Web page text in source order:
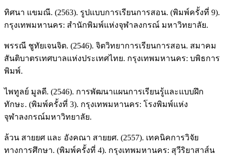
ทิศนา แขมณี. (2563). รูปแบบการเรียนการสอน. (พิมพ์ครั้งที่ 9).
กรุงเทพมหานคร: สำนักพิมพ์แห่งจุฬาลงกรณ์ มหาวิทยาลัย.
พรรณี ชูทัยเจนจิต. (2546). จิตวิทยาการเรียนการสอน. สมาคม
สันติบาตรเทศบาลแห่งประเทศไทย. กรุงเทพมหานคร: บพิธการ
พิมพ์.
ไพทูลย์ มูลดี. (2546). การพัฒนาแผนการเรียนรู้และแบบฝึก
ทักษะ. (พิมพ์ครั้งที่ 3). กรุงเทพมหานคร: โรงพิมพ์แห่ง
จุฬาลงกรณ์มหาวิทยาลัย.
ล้วน สายยศ และ อังคณา สายยศ. (2557). เทคนิคการวิจัย
ทางการศึกษา. (พิมพ์ครั้งที่ 4). กรุงเทพมหานคร: สุวีริยาสาส์น